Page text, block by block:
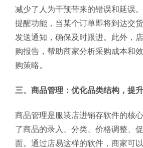
减少了人为干预带来的错误和延误
提醒功能，当某个订单即将到达交
发送通知，确保及时跟进。此外，
购报告，帮助商家分析采购成本和
购策略。
三、商品管理：优化品类结构，提
商品管理是服装店进销存软件的核
了商品的录入、分类、价格调整、
面。通过店易这样的软件，商家可